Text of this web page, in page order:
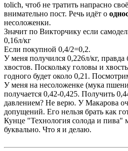
tolich, чтоб не тратить напрасно
внимательно пост. Речь идёт о
несоложенки.
Значит по Викторчику если
0,16л/кг
Если покупной 0,4/2=0,2.
У меня получился 0,226л/кг, правда
хвостов. Поскольку головы и
годного будет около 0,21.
У меня на несоложенке (мука
получается 0,42-0,425. Получить
давлением? Не верю. У Макарова
допущений. Его нельзя брать как
Кунце "Технология солода и пива"
буквально. Что я и делаю.